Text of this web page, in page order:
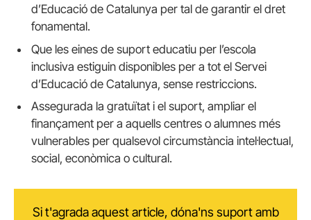
d’Educació de Catalunya per tal de garantir el dret
fonamental.
Que les eines de suport educatiu per l’escola
inclusiva estiguin disponibles per a tot el Servei
d’Educació de Catalunya, sense restriccions.
Assegurada la gratuïtat i el suport, ampliar el
finançament per a aquells centres o alumnes més
vulnerables per qualsevol circumstància intel·lectual,
social, econòmica o cultural.
Si t'agrada aquest article, dóna'ns suport amb